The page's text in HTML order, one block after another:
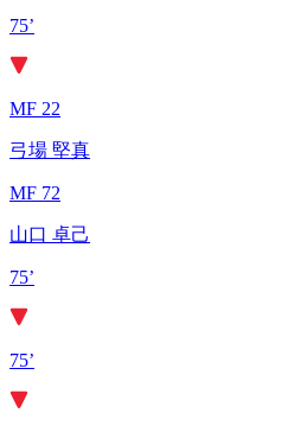
75’
MF 22
弓場 堅真
MF 72
山口 卓己
75’
75’